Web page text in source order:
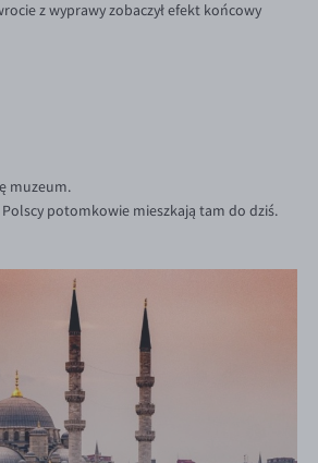
z wyprawy zobaczył efekt końcowy
muzeum.
Polscy potomkowie mieszkają tam do dziś.